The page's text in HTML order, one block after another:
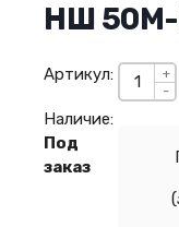
НШ
+
-
(
Артикул:
Наличие:
Под
заказ